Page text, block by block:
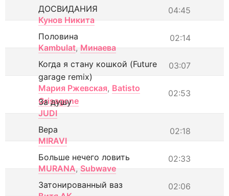
04:45
ДОСВИДАНИЯ
Кунов Никита
02:14
Половина
Kambulat, Минаева
03:07
Когда я стану кошкой (Future
garage remix)
Мария Ржевская, Batisto
Grisagone
02:53
За душу
JUDI
02:18
Вера
MIRAVI
02:33
Больше нечего ловить
MURANA, Subwave
02:06
Затонированный ваз